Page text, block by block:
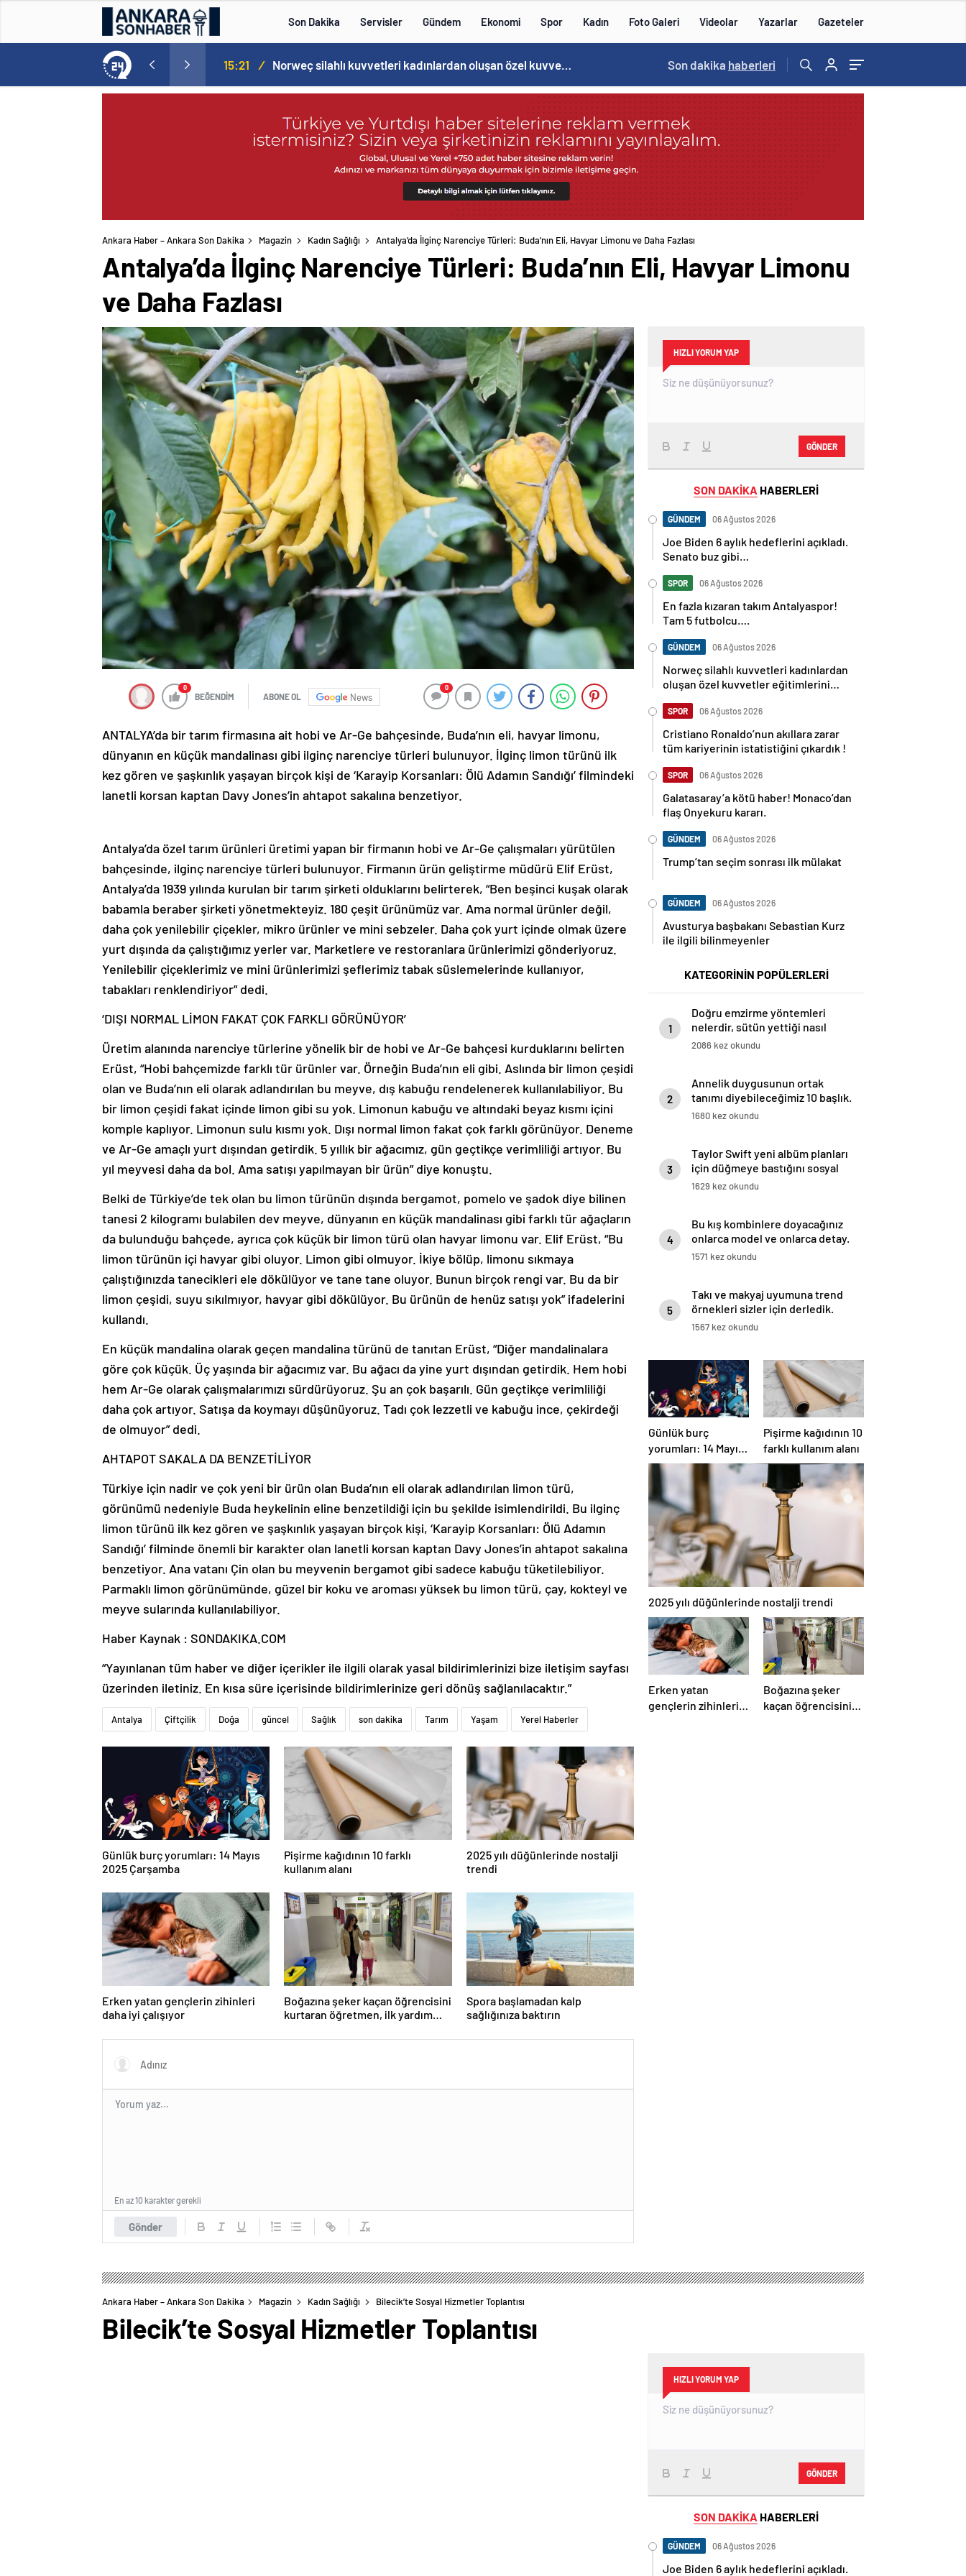
Son Dakika Servisler Gündem Ekonomi Spor Kadın Foto Galeri Videolar Yazarlar Gazeteler
Tam 5 futbolcu…. 15:21 / Norweç silahlı kuvvetleri kadınlardan oluşan özel kuvvetler eğitimlerini başlattı. 15:20 /
Son dakika haberleri
Ankara Haber – Ankara Son Dakika Magazin Kadın Sağlığı Antalya’da İlginç Narenciye Türleri: Buda’nın Eli, Havyar Limonu ve Daha Fazlası
Antalya’da İlginç Narenciye Türleri: Buda’nın Eli, Havyar Limonu
ve Daha Fazlası
0
BEĞENDİM ABONE OL News
0
ANTALYA’da bir tarım firmasına ait hobi ve Ar-Ge bahçesinde, Buda’nın eli, havyar limonu,
dünyanın en küçük mandalinası gibi ilginç narenciye türleri bulunuyor. İlginç limon türünü ilk
kez gören ve şaşkınlık yaşayan birçok kişi de ‘Karayip Korsanları: Ölü Adamın Sandığı’ filmindeki
lanetli korsan kaptan Davy Jones’in ahtapot sakalına benzetiyor.
Antalya’da özel tarım ürünleri üretimi yapan bir firmanın hobi ve Ar-Ge çalışmaları yürütülen
bahçesinde, ilginç narenciye türleri bulunuyor. Firmanın ürün geliştirme müdürü Elif Erüst,
Antalya’da 1939 yılında kurulan bir tarım şirketi olduklarını belirterek, “Ben beşinci kuşak olarak
babamla beraber şirketi yönetmekteyiz. 180 çeşit ürünümüz var. Ama normal ürünler değil,
daha çok yenilebilir çiçekler, mikro ürünler ve mini sebzeler. Daha çok yurt içinde olmak üzere
yurt dışında da çalıştığımız yerler var. Marketlere ve restoranlara ürünlerimizi gönderiyoruz.
Yenilebilir çiçeklerimiz ve mini ürünlerimizi şeflerimiz tabak süslemelerinde kullanıyor,
tabakları renklendiriyor” dedi.
‘DIŞI NORMAL LİMON FAKAT ÇOK FARKLI GÖRÜNÜYOR’
Üretim alanında narenciye türlerine yönelik bir de hobi ve Ar-Ge bahçesi kurduklarını belirten
Erüst, “Hobi bahçemizde farklı tür ürünler var. Örneğin Buda’nın eli gibi. Aslında bir limon çeşidi
olan ve Buda’nın eli olarak adlandırılan bu meyve, dış kabuğu rendelenerek kullanılabiliyor. Bu
bir limon çeşidi fakat içinde limon gibi su yok. Limonun kabuğu ve altındaki beyaz kısmı içini
komple kaplıyor. Limonun sulu kısmı yok. Dışı normal limon fakat çok farklı görünüyor. Deneme
ve Ar-Ge amaçlı yurt dışından getirdik. 5 yıllık bir ağacımız, gün geçtikçe verimliliği artıyor. Bu
yıl meyvesi daha da bol. Ama satışı yapılmayan bir ürün” diye konuştu.
Belki de Türkiye’de tek olan bu limon türünün dışında bergamot, pomelo ve şadok diye bilinen
tanesi 2 kilogramı bulabilen dev meyve, dünyanın en küçük mandalinası gibi farklı tür ağaçların
da bulunduğu bahçede, ayrıca çok küçük bir limon türü olan havyar limonu var. Elif Erüst, “Bu
limon türünün içi havyar gibi oluyor. Limon gibi olmuyor. İkiye bölüp, limonu sıkmaya
çalıştığınızda tanecikleri ele dökülüyor ve tane tane oluyor. Bunun birçok rengi var. Bu da bir
limon çeşidi, suyu sıkılmıyor, havyar gibi dökülüyor. Bu ürünün de henüz satışı yok” ifadelerini
kullandı.
En küçük mandalina olarak geçen mandalina türünü de tanıtan Erüst, “Diğer mandalinalara
göre çok küçük. Üç yaşında bir ağacımız var. Bu ağacı da yine yurt dışından getirdik. Hem hobi
hem Ar-Ge olarak çalışmalarımızı sürdürüyoruz. Şu an çok başarılı. Gün geçtikçe verimliliği
daha çok artıyor. Satışa da koymayı düşünüyoruz. Tadı çok lezzetli ve kabuğu ince, çekirdeği
de olmuyor” dedi.
AHTAPOT SAKALA DA BENZETİLİYOR
Türkiye için nadir ve çok yeni bir ürün olan Buda’nın eli olarak adlandırılan limon türü,
görünümü nedeniyle Buda heykelinin eline benzetildiği için bu şekilde isimlendirildi. Bu ilginç
limon türünü ilk kez gören ve şaşkınlık yaşayan birçok kişi, ‘Karayip Korsanları: Ölü Adamın
Sandığı’ filminde önemli bir karakter olan lanetli korsan kaptan Davy Jones’in ahtapot sakalına
benzetiyor. Ana vatanı Çin olan bu meyvenin bergamot gibi sadece kabuğu tüketilebiliyor.
Parmaklı limon görünümünde, güzel bir koku ve aroması yüksek bu limon türü, çay, kokteyl ve
meyve sularında kullanılabiliyor.
Haber Kaynak : SONDAKIKA.COM
“Yayınlanan tüm haber ve diğer içerikler ile ilgili olarak yasal bildirimlerinizi bize iletişim sayfası
üzerinden iletiniz. En kısa süre içerisinde bildirimlerinize geri dönüş sağlanılacaktır.”
Antalya Çiftçilik Doğa güncel Sağlık son dakika Tarım Yaşam Yerel Haberler
Günlük burç yorumları: 14 Mayıs
2025 Çarşamba
Pişirme kağıdının 10 farklı
kullanım alanı
2025 yılı düğünlerinde nostalji
trendi
Erken yatan gençlerin zihinleri
daha iyi çalışıyor
Boğazına şeker kaçan öğrencisini
kurtaran öğretmen, ilk yardım
Spora başlamadan kalp
sağlığınıza baktırın
Gönder
En az 10 karakter gerekli
HIZLI YORUM YAP
GÖNDER
SON DAKİKA HABERLERİ
GÜNDEM 06 Ağustos 2026
Joe Biden 6 aylık hedeflerini açıkladı.
Senato buz gibi…
SPOR 06 Ağustos 2026
En fazla kızaran takım Antalyaspor!
Tam 5 futbolcu….
GÜNDEM 06 Ağustos 2026
Norweç silahlı kuvvetleri kadınlardan
oluşan özel kuvvetler eğitimlerini
SPOR 06 Ağustos 2026
Cristiano Ronaldo’nun akıllara zarar
tüm kariyerinin istatistiğini çıkardık !
SPOR 06 Ağustos 2026
Galatasaray’a kötü haber! Monaco’dan
flaş Onyekuru kararı.
GÜNDEM 06 Ağustos 2026
Trump’tan seçim sonrası ilk mülakat
GÜNDEM 06 Ağustos 2026
Avusturya başbakanı Sebastian Kurz
ile ilgili bilinmeyenler
KATEGORİNİN POPÜLERLERİ
1
Doğru emzirme yöntemleri
nelerdir, sütün yettiği nasıl
anlaşılır?
2086 kez okundu
2
Annelik duygusunun ortak
tanımı diyebileceğimiz 10 başlık.
1680 kez okundu
3
Taylor Swift yeni albüm planları
için düğmeye bastığını sosyal
medyadan duyurdu!
1629 kez okundu
4
Bu kış kombinlere doyacağınız
onlarca model ve onlarca detay.
1571 kez okundu
5
Takı ve makyaj uyumuna trend
örnekleri sizler için derledik.
1567 kez okundu
Günlük burç
yorumları: 14 Mayıs
2025 Çarşamba
Pişirme kağıdının 10
farklı kullanım alanı
2025 yılı düğünlerinde nostalji trendi
Erken yatan
gençlerin zihinleri
Boğazına şeker
kaçan öğrencisini
Ankara Haber – Ankara Son Dakika Magazin Kadın Sağlığı Bilecik’te Sosyal Hizmetler Toplantısı
Bilecik’te Sosyal Hizmetler Toplantısı
HIZLI YORUM YAP
GÖNDER
SON DAKİKA HABERLERİ
GÜNDEM 06 Ağustos 2026
Joe Biden 6 aylık hedeflerini açıkladı.